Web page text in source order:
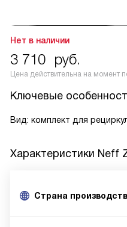
Нет в наличии
3 710 руб.
Цена действительна на момент
Ключевые
Вид: комплект для
Характеристики Neff
Страна